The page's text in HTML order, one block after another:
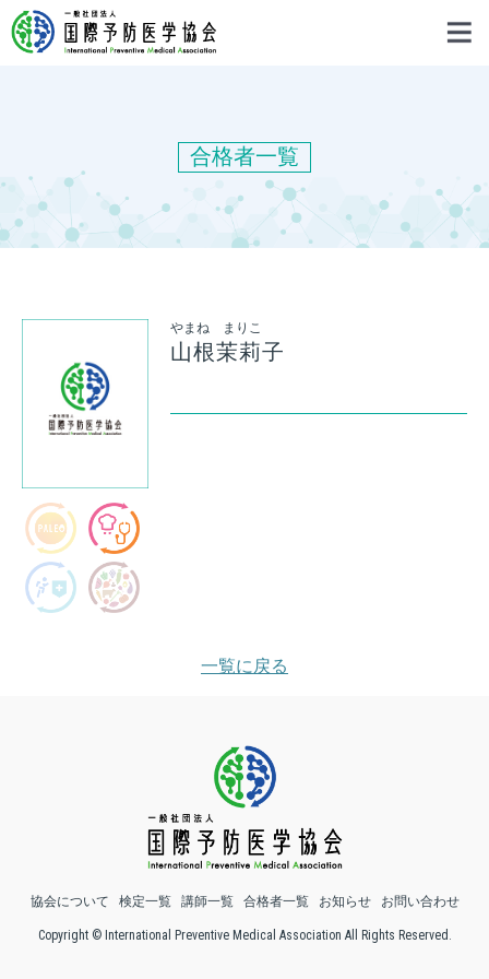
合格者一覧
やまね まりこ
山根茉莉子
一覧に戻る
協会について 検定一覧 講師一覧 合格者一覧 お知らせ お問い合わせ
Copyright © International Preventive Medical Association All Rights Reserved.